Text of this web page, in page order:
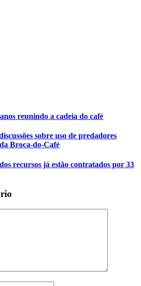
reunindo a cadeia do café
sobre uso de predadores
Broca-do-Café
recursos já estão contratados por 33